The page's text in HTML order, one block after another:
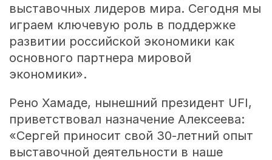
выставочных лидеров мира. Сегодня мы
играем ключевую роль в поддержке
развитии российской экономики как
основного партнера мировой
экономики».
Рено Хамаде, нынешний президент UFI,
приветствовал назначение Алексеева:
«Сергей приносит свой 30-летний опыт
выставочной деятельности в наше